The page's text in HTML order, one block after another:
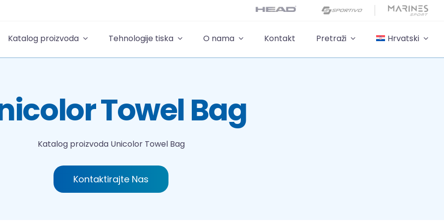
Katalog proizvoda Tehnologije tiska O nama Kontakt Pretraži Hrvatski
Towel Bag
Katalog proizvoda Unicolor Towel Bag
Kontaktirajte Nas